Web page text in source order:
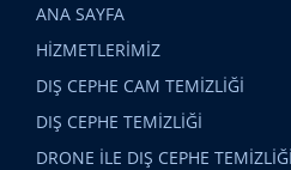
ANA SAYFA
HİZMETLERİMİZ
DIŞ CEPHE CAM TEMİZLİĞİ
DIŞ CEPHE TEMİZLİĞİ
DRONE İLE DIŞ CEPHE TEMİZLİĞİ